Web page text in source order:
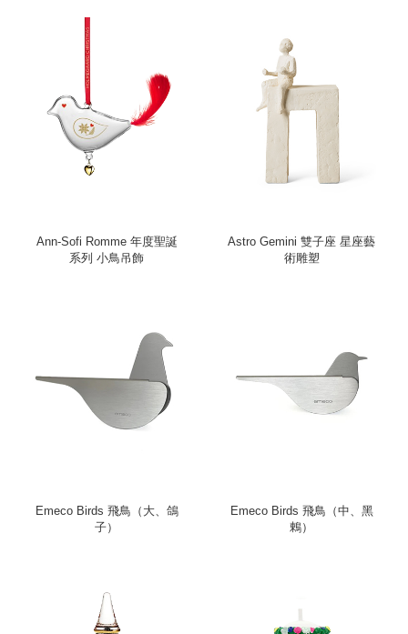
Ann-Sofi Romme 年度聖誕
系列 小鳥吊飾
Astro Gemini 雙子座 星座藝
術雕塑
Emeco Birds 飛鳥（大、鴿
子）
Emeco Birds 飛鳥（中、黑
鶇）